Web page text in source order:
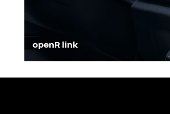
openR link